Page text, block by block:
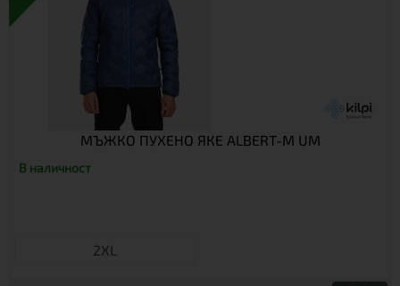
МЪЖКО ПУХЕНО ЯКЕ ALBERT-M UM
В наличност
2XL